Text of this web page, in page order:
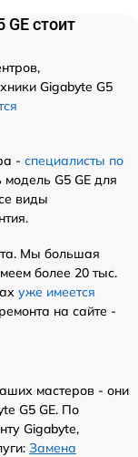
стоит
Gigabyte G5
- специалисты по
модель G5 GE для
виды
Мы большая
более 20 тыс.
уже имеется
на сайте -
мастеров - они
G5 GE. По
Gigabyte,
Замена